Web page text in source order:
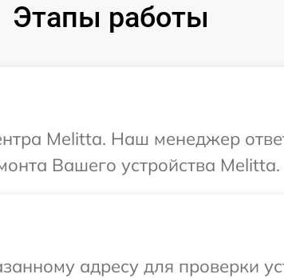
Этапы работы
Melitta. Наш менеджер
Вашего устройства Melitta.
адресу для проверки